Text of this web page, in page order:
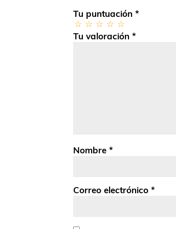
Tu puntuación *
Tu valoración *
Nombre *
Correo electrónico *